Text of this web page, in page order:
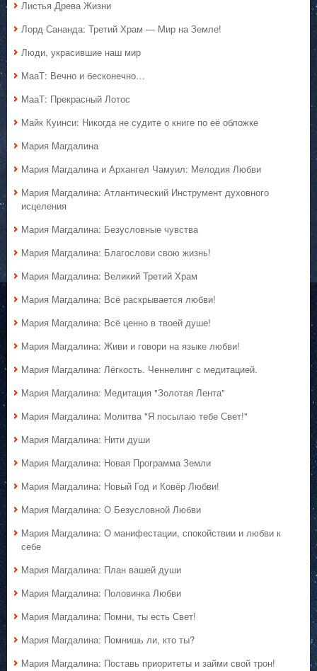
Листья Древа Жизни
Лорд Сананда: Третий Храм — Мир на Земле!
Люди, украсившие наш мир
МааТ: Вечно и бесконечно…
МааТ: Прекрасный Лотос
Майк Куинси: Никогда не судите о книге по её обложке
Мария Магдалина
Мария Магдалина и Архангел Чамуил: Мелодия Любви
Мария Магдалина: Атлантический Инструмент духовного
исцеления
Мария Магдалина: Безусловные чувства
Мария Магдалина: Благослови свою жизнь!
Мария Магдалина: Великий Третий Храм
Мария Магдалина: Всё раскрывается любви!
Мария Магдалина: Всё ценно в твоей душе!
Мария Магдалина: Живи и говори на языке любви!
Мария Магдалина: Лёгкость. Ченнелинг с медитацией.
Мария Магдалина: Медитация "Золотая Лента"
Мария Магдалина: Молитва "Я посылаю тебе Свет!"
Мария Магдалина: Нити души
Мария Магдалина: Новая Программа Земли
Мария Магдалина: Новый Год и Ковёр Любви!
Мария Магдалина: О Безусловной Любви
Мария Магдалина: О манифестации, спокойствии и любви к
себе
Мария Магдалина: План вашей души
Мария Магдалина: Половинка Любви
Мария Магдалина: Помни, ты есть Свет!
Мария Магдалина: Помнишь ли, кто ты?
Мария Магдалина: Поставь приоритеты и займи свой трон!